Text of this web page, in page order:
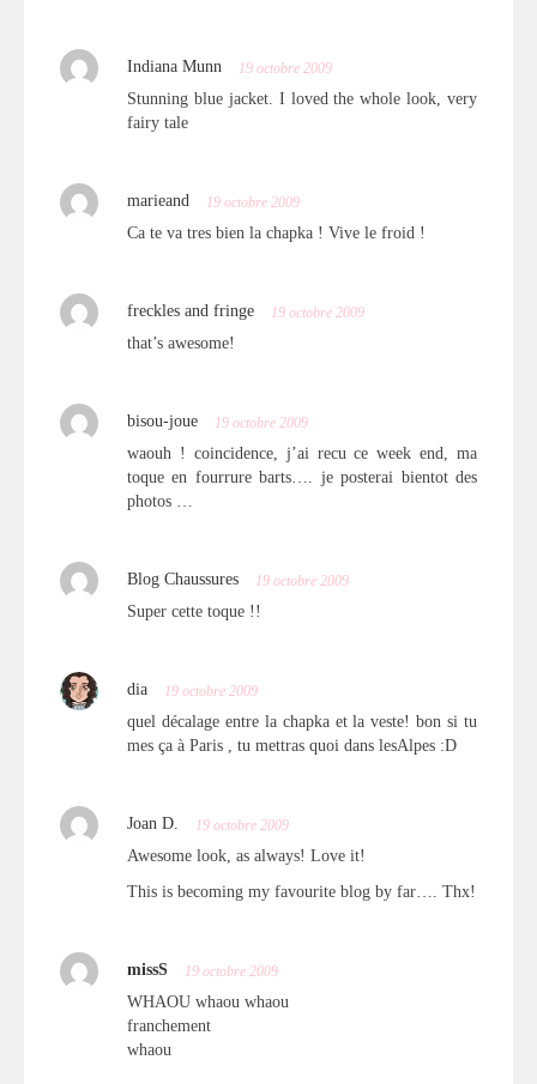
Indiana Munn 19 octobre 2009
Stunning blue jacket. I loved the whole look, very
fairy tale
marieand 19 octobre 2009
Ca te va tres bien la chapka ! Vive le froid !
freckles and fringe 19 octobre 2009
that’s awesome!
bisou-joue 19 octobre 2009
waouh ! coincidence, j’ai recu ce week end, ma
toque en fourrure barts…. je posterai bientot des
photos …
Blog Chaussures 19 octobre 2009
Super cette toque !!
dia 19 octobre 2009
quel décalage entre la chapka et la veste! bon si tu
mes ça à Paris , tu mettras quoi dans lesAlpes :D
Joan D. 19 octobre 2009
Awesome look, as always! Love it!
This is becoming my favourite blog by far…. Thx!
missS 19 octobre 2009
WHAOU whaou whaou
franchement
whaou